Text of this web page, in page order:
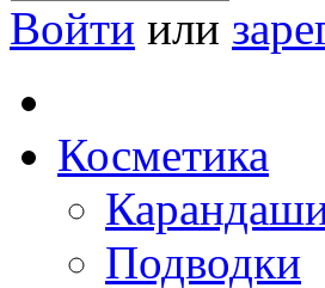
Войти или
Косметика
Подводки